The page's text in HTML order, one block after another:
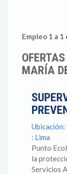
Empleo 1 a 1
MARÍA
: Lima
Punto
la
Servicios